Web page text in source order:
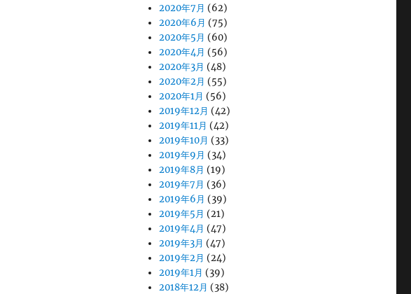
2020年7月 (62)
2020年6月 (75)
2020年5月 (60)
2020年4月 (56)
2020年3月 (48)
2020年2月 (55)
2020年1月 (56)
2019年12月 (42)
2019年11月 (42)
2019年10月 (33)
2019年9月 (34)
2019年8月 (19)
2019年7月 (36)
2019年6月 (39)
2019年5月 (21)
2019年4月 (47)
2019年3月 (47)
2019年2月 (24)
2019年1月 (39)
2018年12月 (38)